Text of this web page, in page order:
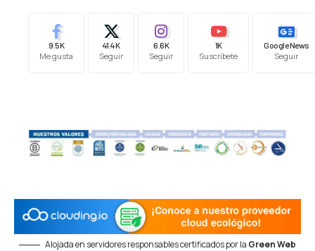
9.5K
Me gusta
41.4K
Seguir
6.6K
Seguir
1K
Suscríbete
Google News
Seguir
Alojada en servidores responsables certificados por la Green Web